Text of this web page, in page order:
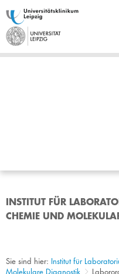
INSTITUT FÜR
CHEMIE UND
Sie sind hier: Institut für
Molekulare Diagnostik